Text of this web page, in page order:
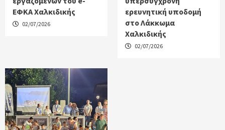
ΕΦΚΑ Χαλκιδικής
02/07/2026
ερευνητική υποδομή
στο Λάκκωμα
Χαλκιδικής
02/07/2026